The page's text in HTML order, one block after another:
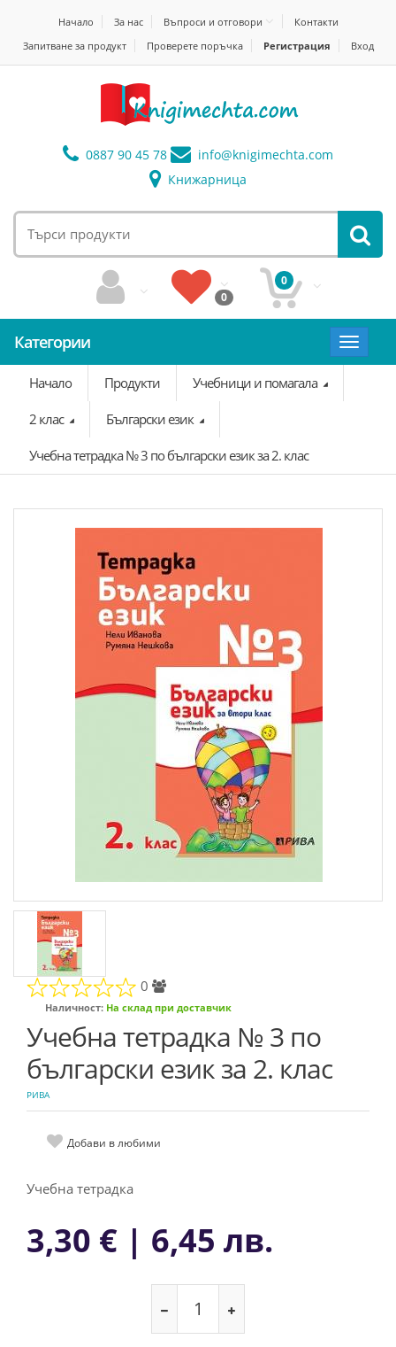
Начало За нас Въпроси и отговори
Контакти
Запитване за продукт
Проверете поръчка Регистрация Вход
0887 90 45 78 info@knigimechta.com
Книжарница
0
0
Категории
Toggle
Начало
Продукти Учебници и помагала
2 клас Български език
Учебна тетрадка № 3 по български език за 2. клас
0
Наличност: На склад при доставчик
Учебна тетрадка № 3 по
български език за 2. клас
РИВА
Добави в любими
Учебна тетрадка
3,30 € | 6,45 лв.